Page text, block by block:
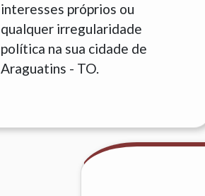
interesses próprios ou
qualquer irregularidade
política na sua cidade de
Araguatins - TO.